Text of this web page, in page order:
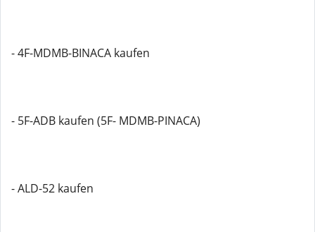
- 4F-MDMB-BINACA kaufen
- 5F-ADB kaufen (5F- MDMB-PINACA)
- ALD-52 kaufen